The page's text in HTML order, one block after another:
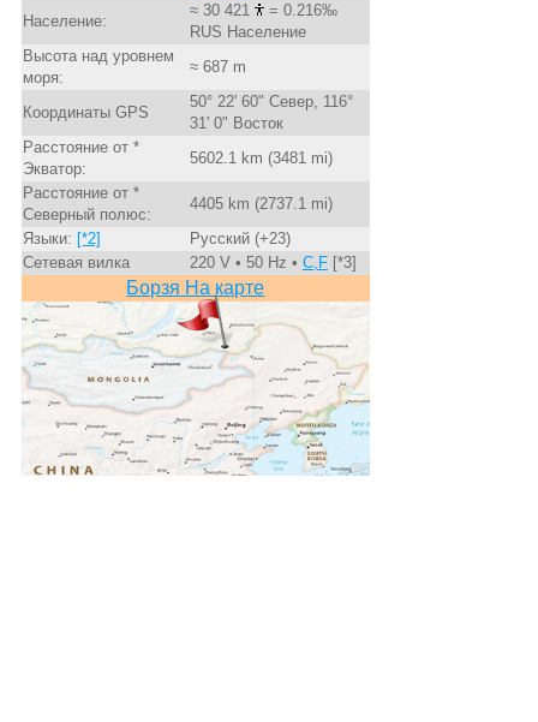
Население:
≈ 30 421
= 0.216‰
RUS Население
Высота над уровнем
моря:
≈ 687 m
Координаты GPS
50° 22' 60" Север, 116°
31' 0" Восток
Расстояние от *
Экватор:
5602.1 km (3481 mi)
Расстояние от *
Северный полюс:
4405 km (2737.1 mi)
Языки: [*2]
Русский (+23)
Сетевая вилка
220 V • 50 Hz • C,F[*3]
Борзя На карте